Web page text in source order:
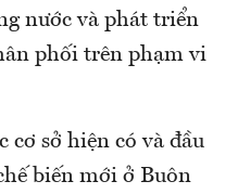
nước và phát triển
phối trên phạm vi
cơ sở hiện có và đầu
biến mới ở Buôn